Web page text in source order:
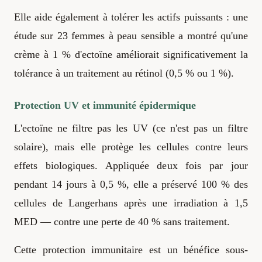
Elle aide également à tolérer les actifs puissants : une
étude sur 23 femmes à peau sensible a montré qu'une
crème à 1 % d'ectoïne améliorait significativement la
tolérance à un traitement au rétinol (0,5 % ou 1 %).
Protection UV et immunité épidermique
L'ectoïne ne filtre pas les UV (ce n'est pas un filtre
solaire), mais elle protège les cellules contre leurs
effets biologiques. Appliquée deux fois par jour
pendant 14 jours à 0,5 %, elle a préservé 100 % des
cellules de Langerhans après une irradiation à 1,5
MED — contre une perte de 40 % sans traitement.
Cette protection immunitaire est un bénéfice sous-